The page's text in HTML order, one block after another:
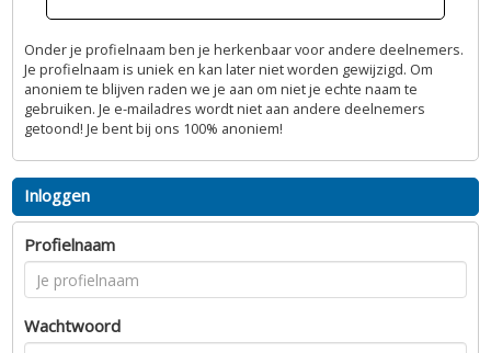
Onder je profielnaam ben je herkenbaar voor andere deelnemers.
Je profielnaam is uniek en kan later niet worden gewijzigd. Om
anoniem te blijven raden we je aan om niet je echte naam te
gebruiken. Je e-mailadres wordt niet aan andere deelnemers
getoond! Je bent bij ons 100% anoniem!
Inloggen
Profielnaam
Wachtwoord